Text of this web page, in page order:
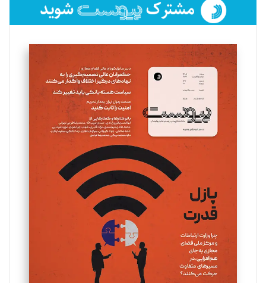
فائزه فتحی رستمی
تحریریه
سروش کرمیان
تحریریه
مینا پاکدل
یسنا امان‌پور
تحریریه
ملینا جعفری
تحریریه